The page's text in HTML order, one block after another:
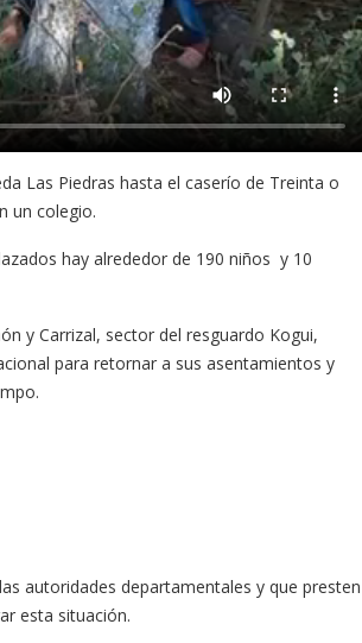
Las Piedras hasta el caserío de Treinta o
un colegio.
hay alrededor de 190 niños y 10
y Carrizal, sector del resguardo Kogui,
para retornar a sus asentamientos y
autoridades departamentales y que presten
esta situación.